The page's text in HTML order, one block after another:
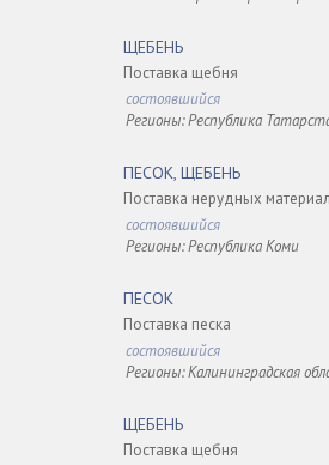
ЩЕБЕНЬ
Поставка щебня
состоявшийся
Регионы: Республика
ПЕСОК, ЩЕБЕНЬ
Поставка нерудных
состоявшийся
Регионы: Республика Коми
ПЕСОК
Поставка песка
состоявшийся
Регионы: Калининградская
ЩЕБЕНЬ
Поставка щебня